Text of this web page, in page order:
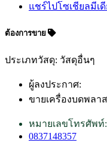
แชร์ไปโซเชียลมีเดี
ต้องการขาย
ประเภทวัสดุ: วัสดุอื่นๆ
ผู้ลงประกาศ:
ขายเครื่องบดพลา
หมายเลขโทรศัพท์:
0837148357